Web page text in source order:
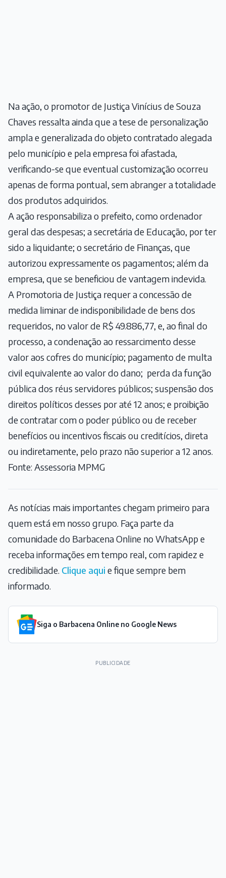
Na ação, o promotor de Justiça Vinícius de Souza
Chaves ressalta ainda que a tese de personalização
ampla e generalizada do objeto contratado alegada
pelo município e pela empresa foi afastada,
verificando-se que eventual customização ocorreu
apenas de forma pontual, sem abranger a totalidade
dos produtos adquiridos.
A ação responsabiliza o prefeito, como ordenador
geral das despesas; a secretária de Educação, por ter
sido a liquidante; o secretário de Finanças, que
autorizou expressamente os pagamentos; além da
empresa, que se beneficiou de vantagem indevida.
A Promotoria de Justiça requer a concessão de
medida liminar de indisponibilidade de bens dos
requeridos, no valor de R$ 49.886,77, e, ao final do
processo, a condenação ao ressarcimento desse
valor aos cofres do município; pagamento de multa
civil equivalente ao valor do dano; perda da função
pública dos réus servidores públicos; suspensão dos
direitos políticos desses por até 12 anos; e proibição
de contratar com o poder público ou de receber
benefícios ou incentivos fiscais ou creditícios, direta
ou indiretamente, pelo prazo não superior a 12 anos.
Fonte: Assessoria MPMG
As notícias mais importantes chegam primeiro para
quem está em nosso grupo. Faça parte da
comunidade do Barbacena Online no WhatsApp e
receba informações em tempo real, com rapidez e
credibilidade. Clique aqui e fique sempre bem
informado.
Siga o Barbacena Online no Google News
PUBLICIDADE